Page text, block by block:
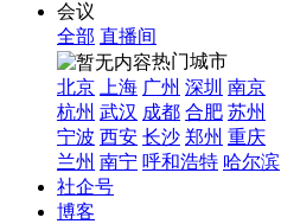
会议
全部 直播间
热门城市
北京
上海 广州 深圳 南京
杭州 武汉 成都 合肥 苏州
宁波 西安 长沙 郑州 重庆
兰州 南宁 呼和浩特 哈尔滨
社企号
博客